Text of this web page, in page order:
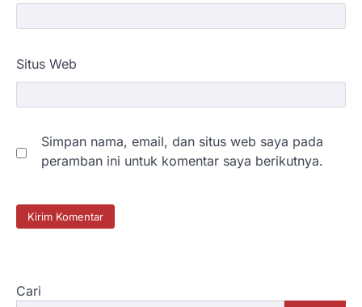
Situs Web
Simpan nama, email, dan situs web saya pada
peramban ini untuk komentar saya berikutnya.
Cari